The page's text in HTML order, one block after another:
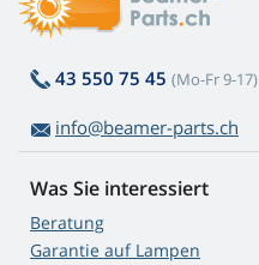
43 550 75 45 (Mo-Fr 9-17)
info@beamer-parts.ch
Was Sie interessiert
Beratung
Garantie auf Lampen